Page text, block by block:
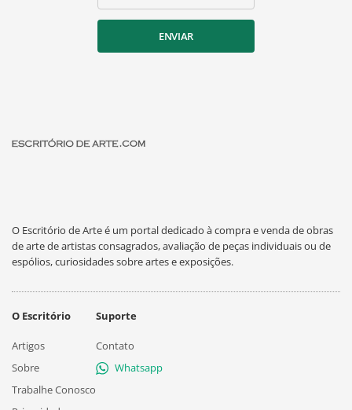
ENVIAR
O Escritório de Arte é um portal dedicado à compra e venda de obras
de arte de artistas consagrados, avaliação de peças individuais ou de
espólios, curiosidades sobre artes e exposições.
O Escritório
Artigos
Sobre
Trabalhe Conosco
Suporte
Contato
Whatsapp